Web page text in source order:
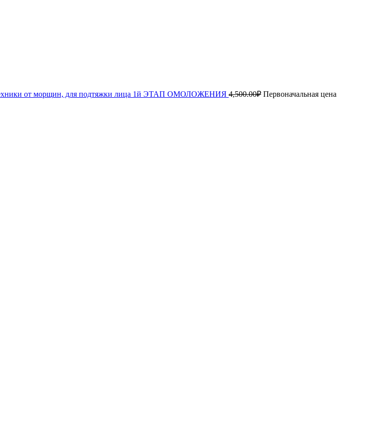
от морщин, для подтяжки лица 1й ЭТАП ОМОЛОЖЕНИЯ 4,500.00₽ Первоначальная цена